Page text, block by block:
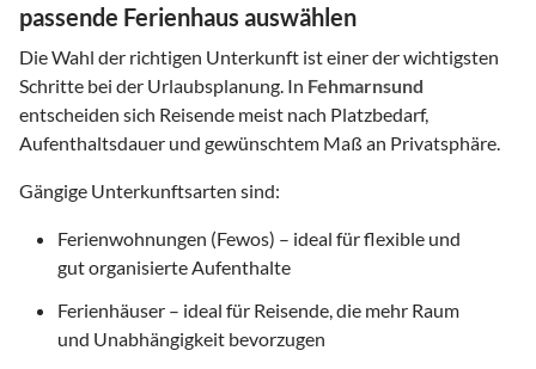
passende Ferienhaus auswählen
Die Wahl der richtigen Unterkunft ist einer der wichtigsten
Schritte bei der Urlaubsplanung. In Fehmarnsund
entscheiden sich Reisende meist nach Platzbedarf,
Aufenthaltsdauer und gewünschtem Maß an Privatsphäre.
Gängige Unterkunftsarten sind:
Ferienwohnungen (Fewos) – ideal für flexible und
gut organisierte Aufenthalte
Ferienhäuser – ideal für Reisende, die mehr Raum
und Unabhängigkeit bevorzugen